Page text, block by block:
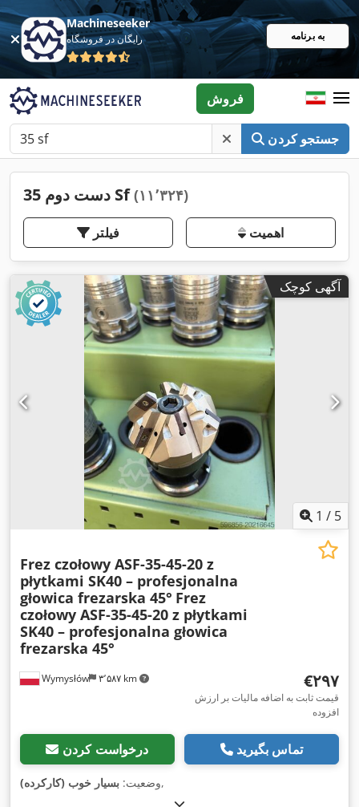
Machineseeker
رایگان در فروشگاه به برنامه
جستجو کردن
فروش
دست دوم 35 Sf (۱۱٬۳۲۴)
فیلتر اهمیت
آگهی کوچک
1 / 5
Wymysłów ۳٬۵۸۷ km
Frez czołowy ASF-35-45-20 z
płytkami SK40 – profesjonalna
głowica frezarska 45° Frez
czołowy ASF-35-45-20 z płytkami
SK40 – profesjonalna głowica
frezarska 45°
‎€۲۹۷
قیمت ثابت به اضافه مالیات بر ارزش
افزوده
درخواست کردن تماس بگیرید
وضعیت: بسیار خوب (کارکرده) ,